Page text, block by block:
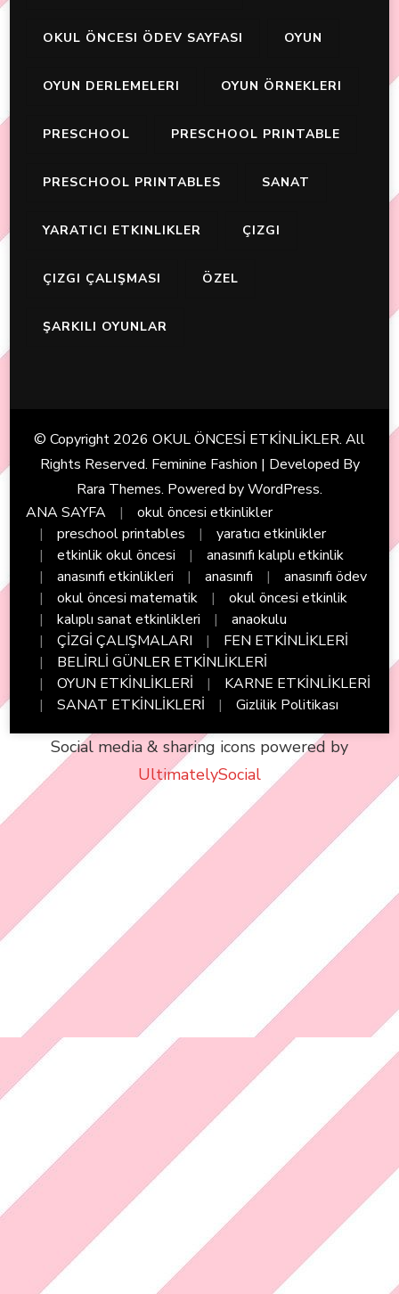
OKUL ÖNCESI ÖDEV SAYFASI OYUN
OYUN DERLEMELERI OYUN ÖRNEKLERI
PRESCHOOL PRESCHOOL PRINTABLE
PRESCHOOL PRINTABLES SANAT
YARATICI ETKINLIKLER ÇIZGI
ÇIZGI ÇALIŞMASI ÖZEL
ŞARKILI OYUNLAR
© Copyright 2026 OKUL ÖNCESİ ETKİNLİKLER. All
Rights Reserved. Feminine Fashion | Developed By
Rara Themes. Powered byWordPress.
ANA SAYFA
okul öncesi etkinlikler
preschool printables
yaratıcı etkinlikler
etkinlik okul öncesi
anasınıfı kalıplı etkinlik
anasınıfı etkinlikleri
anasınıfı
anasınıfı ödev
okul öncesi matematik
okul öncesi etkinlik
kalıplı sanat etkinlikleri
anaokulu
ÇİZGİ ÇALIŞMALARI
FEN ETKİNLİKLERİ
BELİRLİ GÜNLER ETKİNLİKLERİ
OYUN ETKİNLİKLERİ
KARNE ETKİNLİKLERİ
SANAT ETKİNLİKLERİ
Gizlilik Politikası
Social media & sharing icons powered by
UltimatelySocial